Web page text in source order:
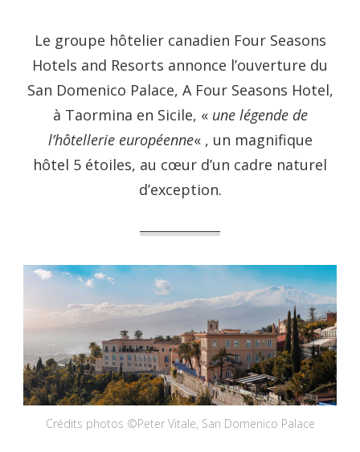
Le groupe hôtelier canadien Four Seasons
Hotels and Resorts annonce l’ouverture du
San Domenico Palace, A Four Seasons Hotel,
à Taormina en Sicile, « une légende de
l’hôtellerie européenne« , un magnifique
hôtel 5 étoiles, au cœur d’un cadre naturel
d’exception.
Crédits photos ©Peter Vitale, San Domenico Palace